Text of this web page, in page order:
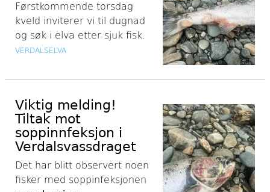
Førstkommende torsdag
kveld inviterer vi til dugnad
og søk i elva etter sjuk fisk.
VERDALSELVA
Viktig melding!
Tiltak mot
soppinnfeksjon i
Verdalsvassdraget
Det har blitt observert noen
fisker med soppinfeksjonen